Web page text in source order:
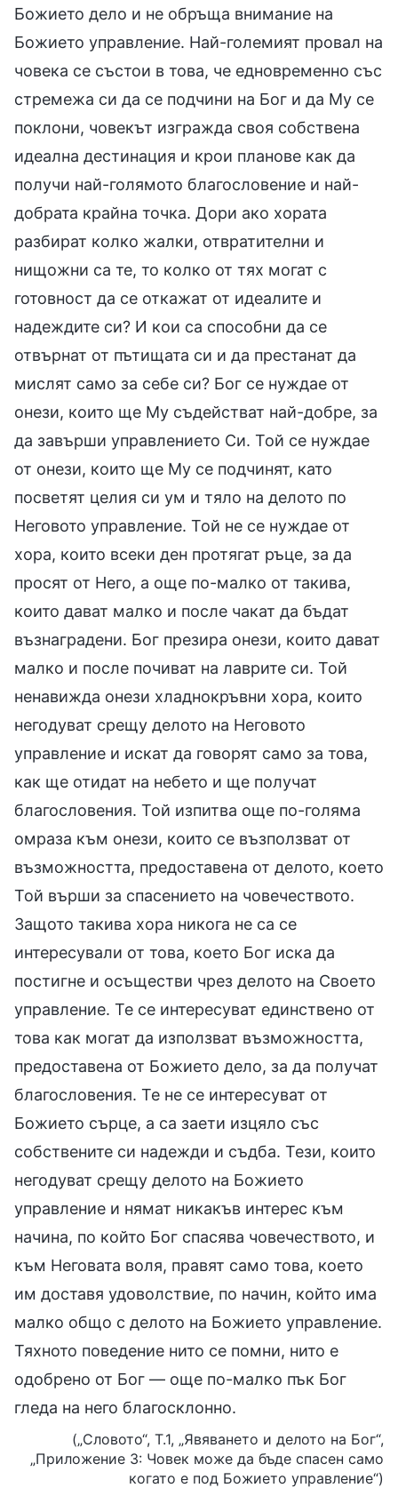
Божието дело и не обръща внимание на
Божието управление. Най-големият провал на
човека се състои в това, че едновременно със
стремежа си да се подчини на Бог и да Му се
поклони, човекът изгражда своя собствена
идеална дестинация и крои планове как да
получи най-голямото благословение и най-
добрата крайна точка. Дори ако хората
разбират колко жалки, отвратителни и
нищожни са те, то колко от тях могат с
готовност да се откажат от идеалите и
надеждите си? И кои са способни да се
отвърнат от пътищата си и да престанат да
мислят само за себе си? Бог се нуждае от
онези, които ще Му съдействат най-добре, за
да завърши управлението Си. Той се нуждае
от онези, които ще Му се подчинят, като
посветят целия си ум и тяло на делото по
Неговото управление. Той не се нуждае от
хора, които всеки ден протягат ръце, за да
просят от Него, а още по-малко от такива,
които дават малко и после чакат да бъдат
възнаградени. Бог презира онези, които дават
малко и после почиват на лаврите си. Той
ненавижда онези хладнокръвни хора, които
негодуват срещу делото на Неговото
управление и искат да говорят само за това,
как ще отидат на небето и ще получат
благословения. Той изпитва още по-голяма
омраза към онези, които се възползват от
възможността, предоставена от делото, което
Той върши за спасението на човечеството.
Защото такива хора никога не са се
интересували от това, което Бог иска да
постигне и осъществи чрез делото на Своето
управление. Те се интересуват единствено от
това как могат да използват възможността,
предоставена от Божието дело, за да получат
благословения. Те не се интересуват от
Божието сърце, а са заети изцяло със
собствените си надежди и съдба. Тези, които
негодуват срещу делото на Божието
управление и нямат никакъв интерес към
начина, по който Бог спасява човечеството, и
към Неговата воля, правят само това, което
им доставя удоволствие, по начин, който има
малко общо с делото на Божието управление.
Тяхното поведение нито се помни, нито е
одобрено от Бог — още по-малко пък Бог
гледа на него благосклонно.
(„Словото“, Т.1, „Явяването и делото на Бог“,
„Приложение 3: Човек може да бъде спасен само
когато е под Божието управление“)